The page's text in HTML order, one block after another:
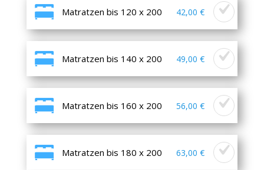
Matratzen bis 120 x 200 42,00 €
Matratzen bis 140 x 200 49,00 €
Matratzen bis 160 x 200 56,00 €
Matratzen bis 180 x 200 63,00 €